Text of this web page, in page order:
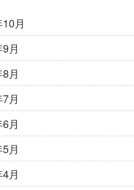
月
月
月
月
月
月
月